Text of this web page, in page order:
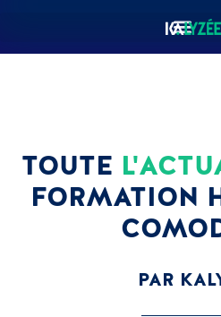
TOUTE
FORMATION
PAR